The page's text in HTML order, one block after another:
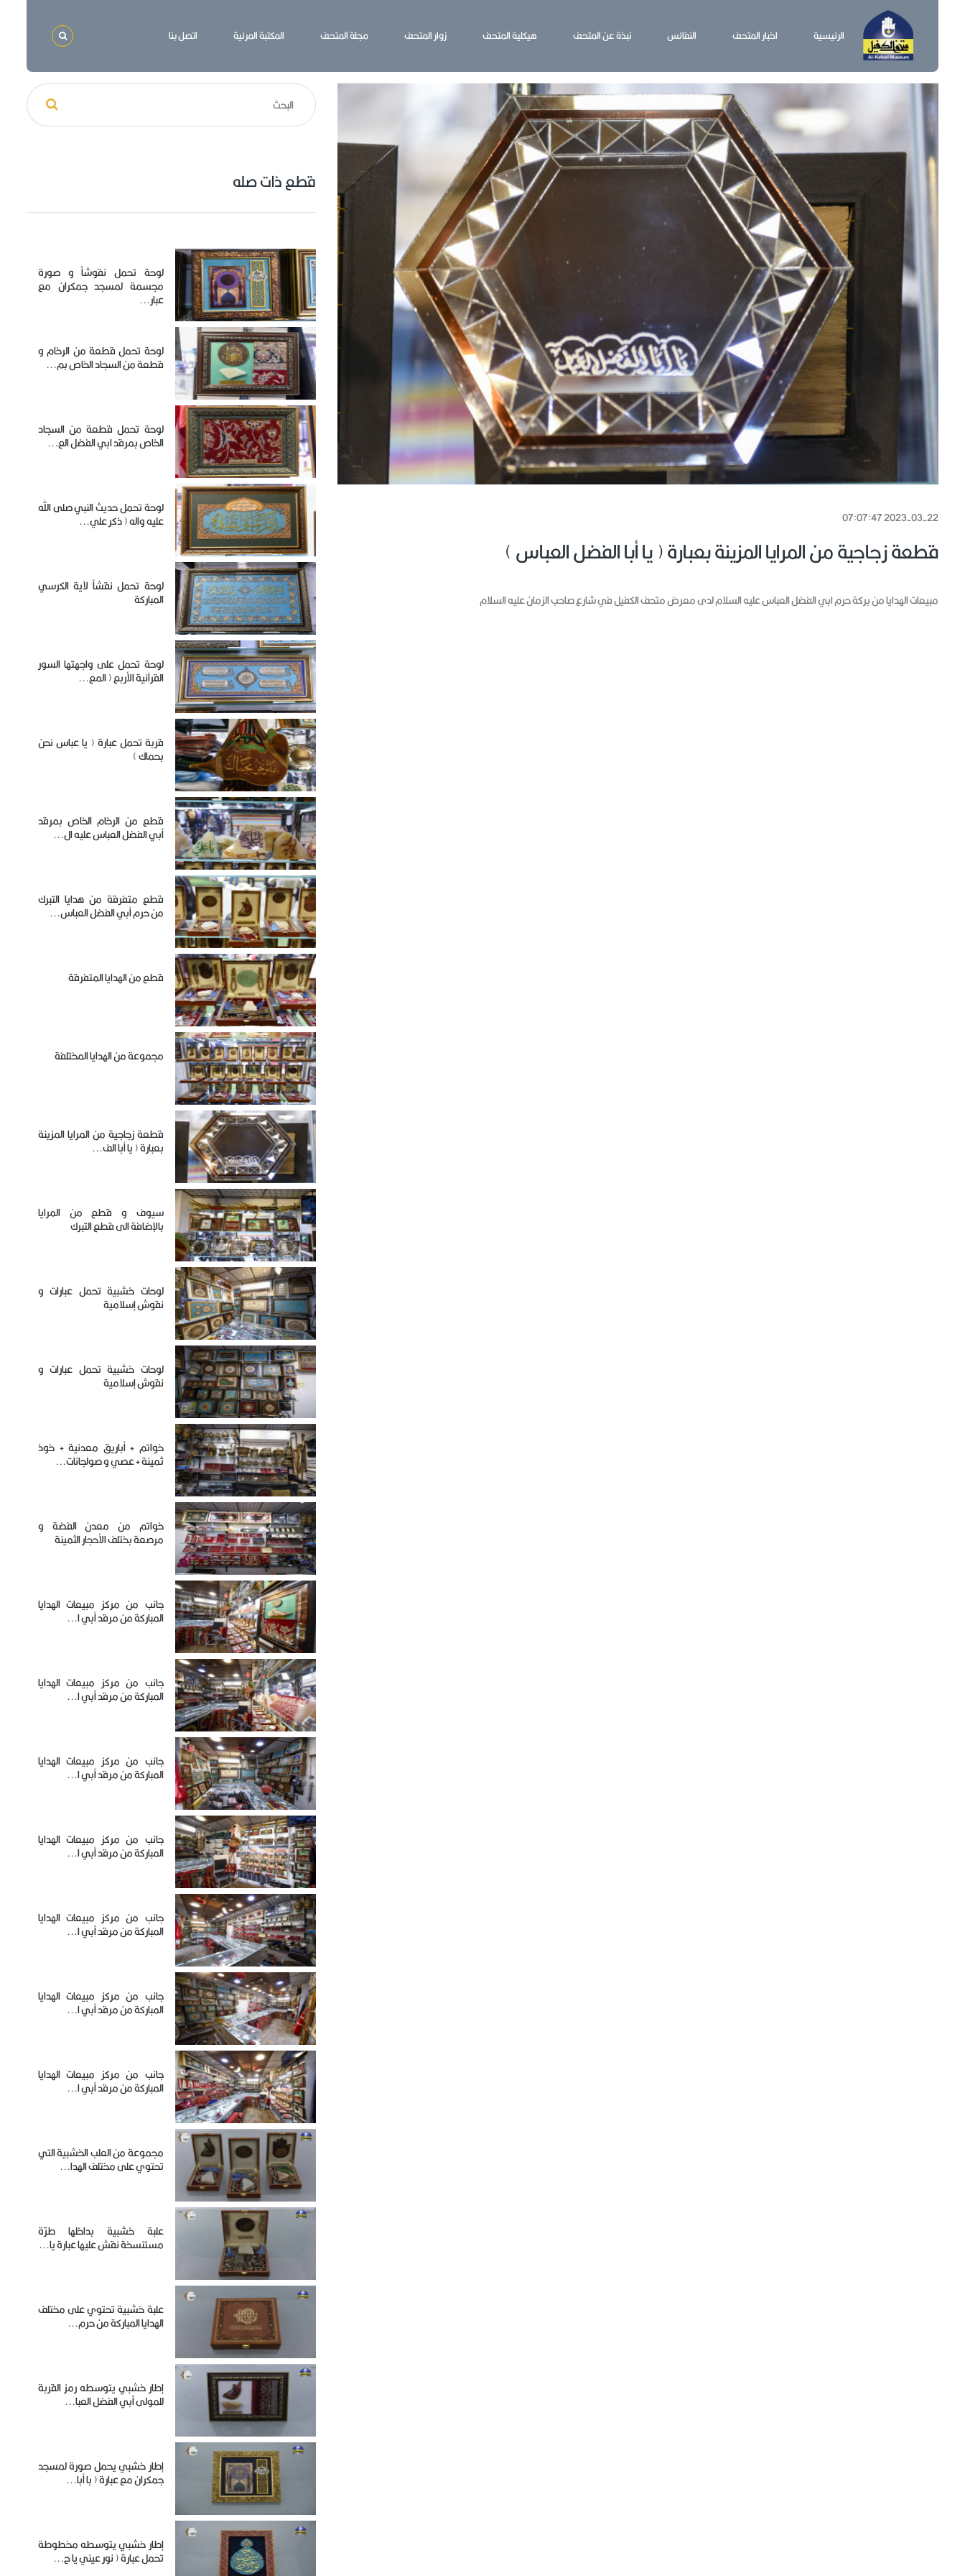
الرئيسية اخبار المتحف النفائس نبذة عن المتحف هيكلية المتحف زوار المتحف مجلة المتحف المكتبة المرئية اتصل بنا
2023-03-22 07:07:47
قطعة زجاجية من المرايا المزينة بعبارة ( يا أبا الفضل العباس )
مبيعات الهدايا من بركة حرم ابي الفضل العباس عليه السلام لدى معرض متحف الكفيل في شارع صاحب الزمان عليه السلام
قطع ذات صله
لوحة تحمل نقوشاً و صورة
مجسمة لمسجد جمكران مع
عبار...
لوحة تحمل قطعة من الرخام و
قطعة من السجاد الخاص بم...
لوحة تحمل قطعة من السجاد
الخاص بمرقد ابي الفضل الع...
لوحة تحمل حديث النبي صلى الله
عليه واله ( ذكر علي...
لوحة تحمل نقشاً لآية الكرسي
المباركة
لوحة تحمل على واجهتها السور
القرآنية الأربع ( المع...
قربة تحمل عبارة ( يا عباس نحن
بحماك )
قطع من الرخام الخاص بمرقد
أبي الفضل العباس عليه ال...
قطع متفرقة من هدايا التبرك
من حرم أبي الفضل العباس...
قطع من الهدايا المتفرقة
مجموعة من الهدايا المختلفة
قطعة زجاجية من المرايا المزينة
بعبارة ( يا أبا الف...
سيوف و قطع من المرايا
بالإضافة الى قطع التبرك
لوحات خشبية تحمل عبارات و
نقوش إسلامية
لوحات خشبية تحمل عبارات و
نقوش إسلامية
خواتم + أباريق معدنية + خوذ
ثمينة + عصي و صولجانات...
خواتم من معدن الفضة و
مرصعة بختلف الأحجار الثمينة
جانب من مركز مبيعات الهدايا
المباركة من مرقد أبي ا...
جانب من مركز مبيعات الهدايا
المباركة من مرقد أبي ا...
جانب من مركز مبيعات الهدايا
المباركة من مرقد أبي ا...
جانب من مركز مبيعات الهدايا
المباركة من مرقد أبي ا...
جانب من مركز مبيعات الهدايا
المباركة من مرقد أبي ا...
جانب من مركز مبيعات الهدايا
المباركة من مرقد أبي ا...
جانب من مركز مبيعات الهدايا
المباركة من مرقد أبي ا...
مجموعة من العلب الخشبية التي
تحتوي على مختلف الهدا...
علبة خشبية بداخلها طرّة
مستنسخة نقش عليها عبارة يا...
علبة خشبية تحتوي على مختلف
الهدايا المباركة من حرم...
إطار خشبي يتوسطه رمز القربة
للمولى أبي الفضل العبا...
إطار خشبي يحمل صورة لمسجد
جمكران مع عبارة ( با أبا...
إطار خشبي يتوسطه مخطوطة
تحمل عبارة ( نور عيني يا ح...